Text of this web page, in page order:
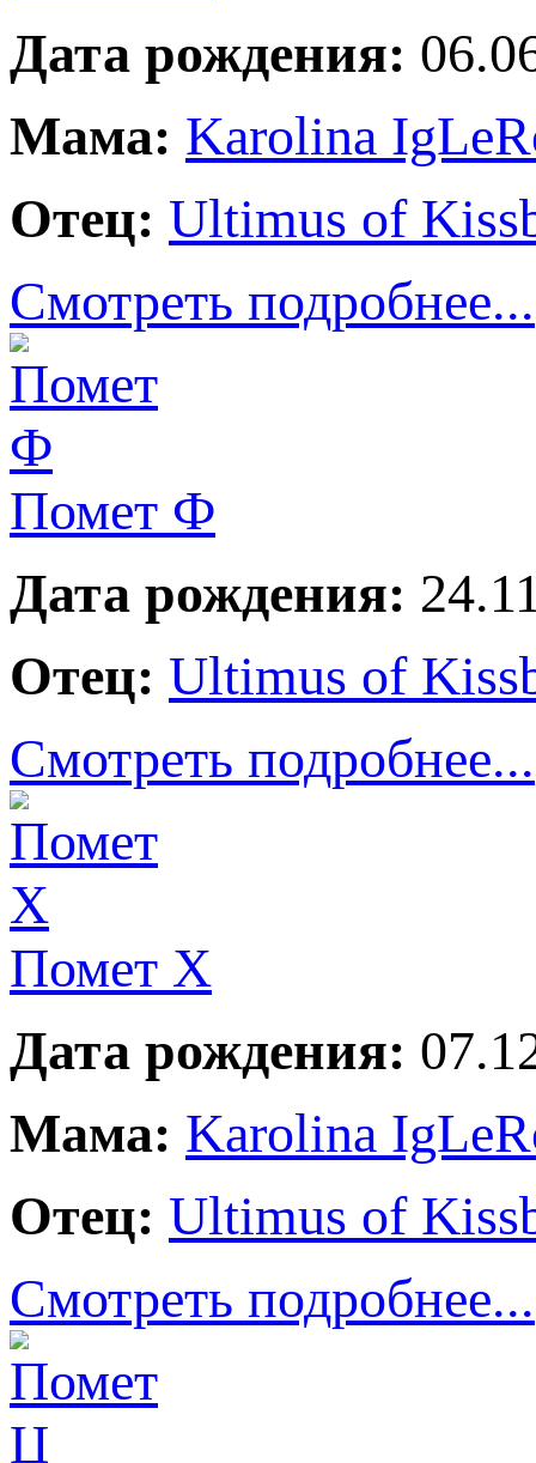
Дата рождения:
Мама: Karolina
Отец: Ultimus of
Смотреть подробнее...
Помет Ф
Дата рождения:
Отец: Ultimus of
Смотреть подробнее...
Помет Х
Дата рождения:
Мама: Karolina
Отец: Ultimus of
Смотреть подробнее...